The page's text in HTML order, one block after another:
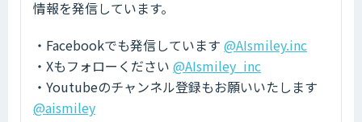
情報を発信しています。
・Facebookでも発信しています @AIsmiley.inc
・Xもフォローください @AIsmiley_inc
・Youtubeのチャンネル登録もお願いいたします
@aismiley